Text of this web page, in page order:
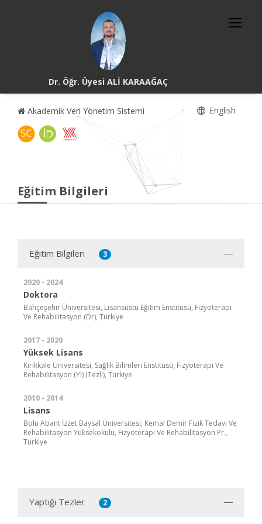
Dr. Öğr. Üyesi ALİ KARAAĞAÇ
Akademik Veri Yönetim Sistemi English
Eğitim Bilgileri
Eğitim Bilgileri 3
2020 - 2024
Doktora
Bahçeşehir Üniversitesi, Lisansüstü Eğitim Enstitüsü, Fizyoterapi
Ve Rehabilitasyon (Dr), Türkiye
2017 - 2020
Yüksek Lisans
Kırıkkale Üniversitesi, Sağlık Bilimleri Enstitüsü, Fizyoterapi Ve
Rehabilitasyon (Yl) (Tezli), Türkiye
2010 - 2014
Lisans
Bolu Abant İzzet Baysal Üniversitesi, Kemal Demir Fizik Tedavi Ve
Rehabilitasyon Yüksekokulu, Fizyoterapi Ve Rehabilitasyon Pr.,
Türkiye
Yaptığı Tezler 2